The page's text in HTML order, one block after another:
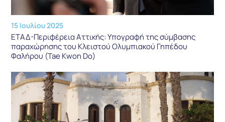
15 Ιουλίου 2025
ΕΤΑΔ-Περιφέρεια Αττικής: Υπογραφή της σύμβασης
παραχώρησης του Κλειστού Ολυμπιακού Γηπέδου
Φαλήρου (Tae Kwon Do)